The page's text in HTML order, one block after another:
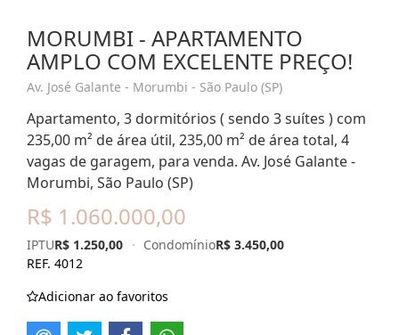
MORUMBI - APARTAMENTO
AMPLO COM EXCELENTE PREÇO!
Av. José Galante - Morumbi - São Paulo (SP)
Apartamento, 3 dormitórios ( sendo 3 suítes ) com
235,00 m² de área útil, 235,00 m² de área total, 4
vagas de garagem, para venda. Av. José Galante -
Morumbi, São Paulo (SP)
R$ 1.060.000,00
IPTUR$ 1.250,00 · CondomínioR$ 3.450,00
REF. 4012
Adicionar ao favoritos